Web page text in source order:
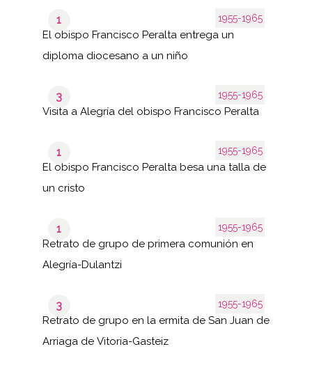
1955-1965
1
El obispo Francisco Peralta entrega un
diploma diocesano a un niño
1955-1965
3
Visita a Alegría del obispo Francisco Peralta
1955-1965
1
El obispo Francisco Peralta besa una talla de
un cristo
1955-1965
1
Retrato de grupo de primera comunión en
Alegría-Dulantzi
1955-1965
3
Retrato de grupo en la ermita de San Juan de
Arriaga de Vitoria-Gasteiz